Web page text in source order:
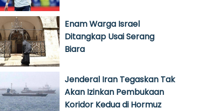
Enam Warga Israel
Ditangkap Usai Serang
Biara
Jenderal Iran Tegaskan Tak
Akan Izinkan Pembukaan
Koridor Kedua di Hormuz